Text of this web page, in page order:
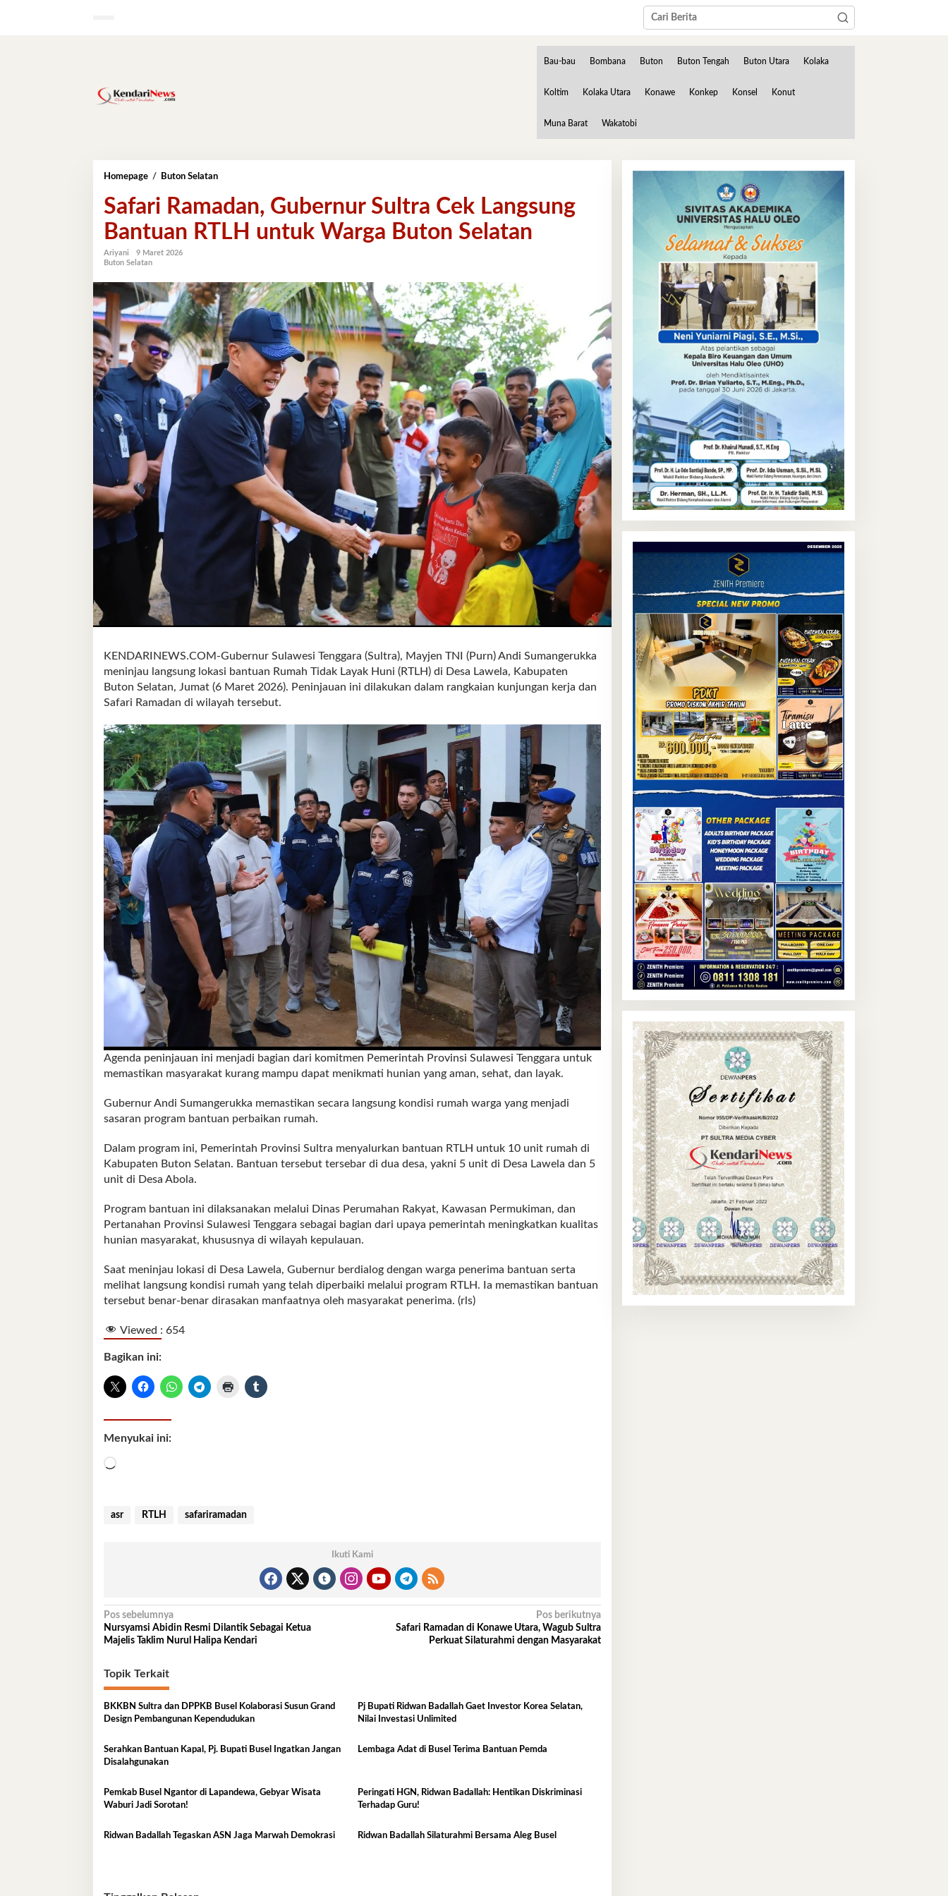
Bau-bau Bombana Buton Buton Tengah Buton Utara Kolaka
Koltim Kolaka Utara Konawe Konkep Konsel Konut
Muna Barat Wakatobi
Homepage / Buton SelatanSafari
Gubernur
Sultra
Cek
Langsung
Warga
Buton
Selatan
Safari Ramadan, Gubernur Sultra Cek Langsung
Bantuan RTLH untuk Warga Buton Selatan
Ariyani
9 Maret 2026
Buton Selatan
KENDARINEWS.COM-Gubernur Sulawesi Tenggara (Sultra), Mayjen TNI (Purn) Andi Sumangerukka
meninjau langsung lokasi bantuan Rumah Tidak Layak Huni (RTLH) di Desa Lawela, Kabupaten
Buton Selatan, Jumat (6 Maret 2026). Peninjauan ini dilakukan dalam rangkaian kunjungan kerja dan
Safari Ramadan di wilayah tersebut.
Agenda peninjauan ini menjadi bagian dari komitmen Pemerintah Provinsi Sulawesi Tenggara untuk
memastikan masyarakat kurang mampu dapat menikmati hunian yang aman, sehat, dan layak.
Gubernur Andi Sumangerukka memastikan secara langsung kondisi rumah warga yang menjadi
sasaran program bantuan perbaikan rumah.
Dalam program ini, Pemerintah Provinsi Sultra menyalurkan bantuan RTLH untuk 10 unit rumah di
Kabupaten Buton Selatan. Bantuan tersebut tersebar di dua desa, yakni 5 unit di Desa Lawela dan 5
unit di Desa Abola.
Program bantuan ini dilaksanakan melalui Dinas Perumahan Rakyat, Kawasan Permukiman, dan
Pertanahan Provinsi Sulawesi Tenggara sebagai bagian dari upaya pemerintah meningkatkan kualitas
hunian masyarakat, khususnya di wilayah kepulauan.
Saat meninjau lokasi di Desa Lawela, Gubernur berdialog dengan warga penerima bantuan serta
melihat langsung kondisi rumah yang telah diperbaiki melalui program RTLH. Ia memastikan bantuan
tersebut benar-benar dirasakan manfaatnya oleh masyarakat penerima. (rls)
Viewed : 654
Bagikan ini:
Menyukai ini:
Memuat...
asr RTLH safariramadan
Ikuti Kami
Navigasi
pos
Pos sebelumnya
Nursyamsi Abidin Resmi Dilantik Sebagai Ketua
Majelis Taklim Nurul Halipa Kendari
Pos berikutnya
Safari Ramadan di Konawe Utara, Wagub Sultra
Perkuat Silaturahmi dengan Masyarakat
Topik Terkait
BKKBN Sultra dan DPPKB Busel Kolaborasi Susun Grand
Design Pembangunan Kependudukan
Pj Bupati Ridwan Badallah Gaet Investor Korea Selatan,
Nilai Investasi Unlimited
Serahkan Bantuan Kapal, Pj. Bupati Busel Ingatkan Jangan
Disalahgunakan
Lembaga Adat di Busel Terima Bantuan Pemda
Pemkab Busel Ngantor di Lapandewa, Gebyar Wisata
Waburi Jadi Sorotan!
Peringati HGN, Ridwan Badallah: Hentikan Diskriminasi
Terhadap Guru!
Ridwan Badallah Tegaskan ASN Jaga Marwah Demokrasi Ridwan Badallah Silaturahmi Bersama Aleg Busel